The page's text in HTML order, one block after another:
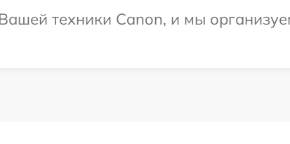
техники Canon, и мы